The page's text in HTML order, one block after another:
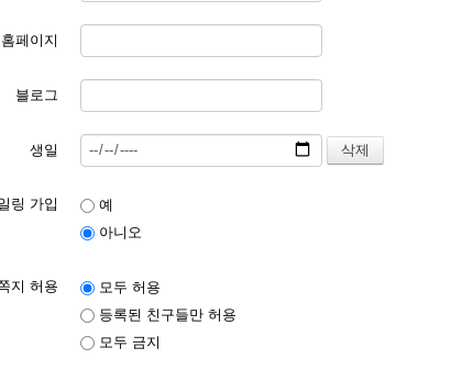
홈페이지
블로그
생일
링 가입
예
아니오
지 허용
모두 허용
등록된 친구들만 허용
모두 금지